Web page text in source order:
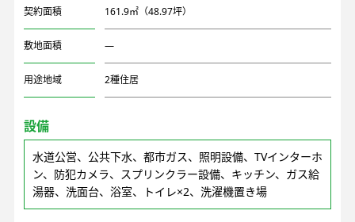
契約面積 161.9㎡（48.97坪）
敷地面積 ―
用途地域 2種住居
設備
水道公営、公共下水、都市ガス、照明設備、TVインターホ
ン、防犯カメラ、スプリンクラー設備、キッチン、ガス給
湯器、洗面台、浴室、トイレ×2、洗濯機置き場